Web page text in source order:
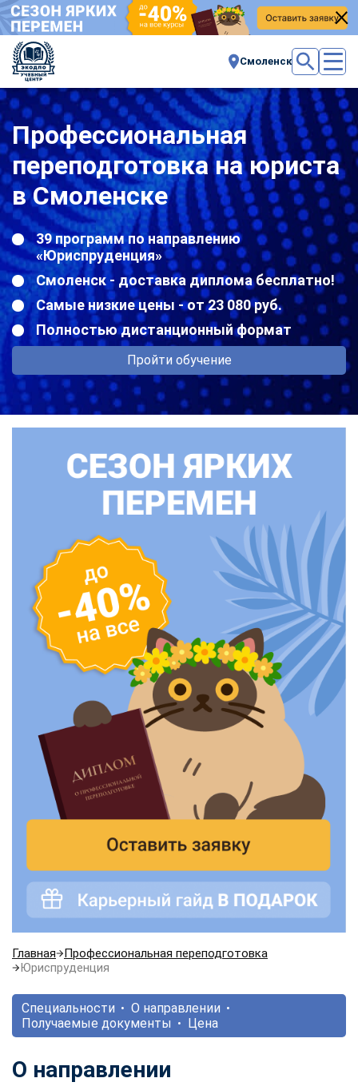
Смоленск
Профессиональная
переподготовка на юриста
в Смоленске
39 программ по направлению
«Юриспруденция»
Смоленск - доставка диплома бесплатно!
Самые низкие цены - от 23 080 руб.
Полностью дистанционный формат
Пройти обучение
Главная
Профессиональная переподготовка
Юриспруденция
Специальности
О направлении
Получаемые документы
Цена
О направлении